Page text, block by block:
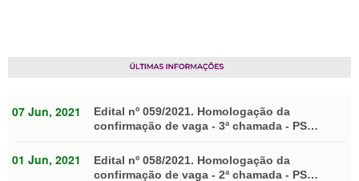
07 Jun, 2021
Edital nº 059/2021. Homologação da
confirmação de vaga - 3ª chamada - PS…
01 Jun, 2021
Edital nº 058/2021. Homologação da
confirmação de vaga - 2ª chamada - PS…